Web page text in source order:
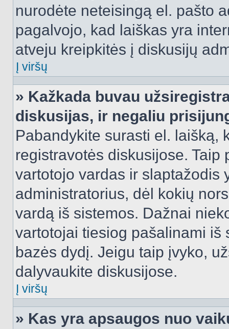
nurodėte neteisingą el. pašto
pagalvojo, kad laiškas yra
atveju kreipkitės į diskusijų
Į viršų
» Kažkada buvau
diskusijas, ir negaliu
Pabandykite surasti el. laišką,
registravotės diskusijose.
vartotojo vardas ir slaptažodis
administratorius, dėl kokių
vardą iš sistemos. Dažnai
vartotojai tiesiog pašalinami iš
bazės dydį. Jeigu taip įvyko,
dalyvaukite diskusijose.
Į viršų
» Kas yra apsaugos nuo